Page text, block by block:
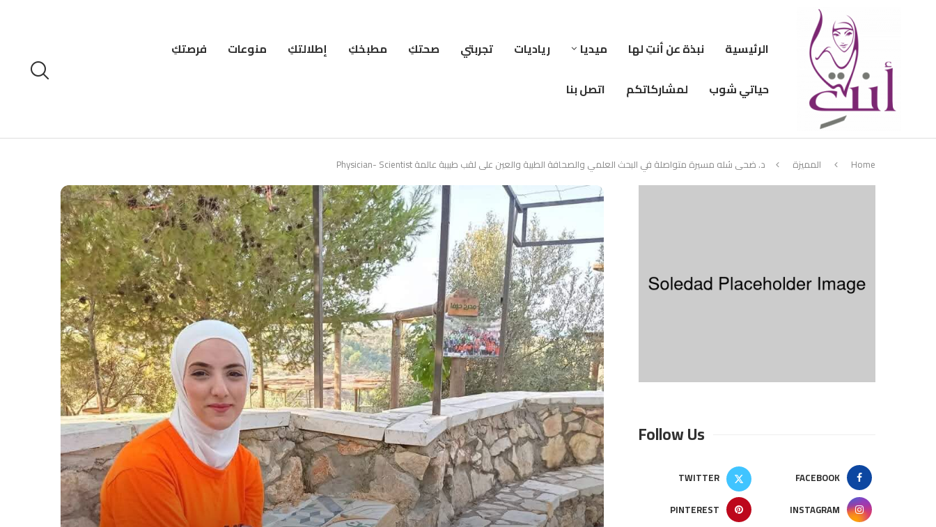
الرئيسية نبذة عن أنتِ لها ميديا رياديات تجربتي صحتكِ مطبخكِ إطلالتكِ منوعات
فرصتكِ
حياتي شوب
لمشاركاتكم اتصل بنا
Home المميزة د. ضحى شله مسيرة متواصلة في البحث العلمي والصحافة الطبية والعين على لقب طبيبة عالمة Physician- Scientist
Follow Us
FACEBOOK
TWITTER
INSTAGRAM
PINTEREST